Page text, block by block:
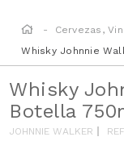
Cervezas,
Whisky Johnnie
Whisky
Botella
JOHNNIE WALKER